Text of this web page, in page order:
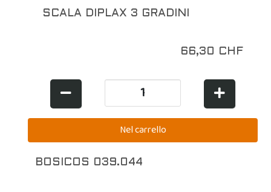
SCALA DIPLAX 3 GRADINI
66,30 CHF
BOSICOS 039.044